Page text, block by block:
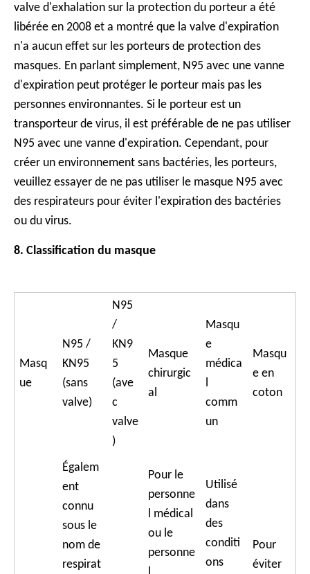
valve d'exhalation sur la protection du porteur a été
libérée en 2008 et a montré que la valve d'expiration
n'a aucun effet sur les porteurs de protection des
masques. En parlant simplement, N95 avec une vanne
d'expiration peut protéger le porteur mais pas les
personnes environnantes. Si le porteur est un
transporteur de virus, il est préférable de ne pas utiliser
N95 avec une vanne d'expiration. Cependant, pour
créer un environnement sans bactéries, les porteurs,
veuillez essayer de ne pas utiliser le masque N95 avec
des respirateurs pour éviter l'expiration des bactéries
ou du virus.
8. Classification du masque
Masq
ue
N95 /
KN95
(sans
valve)
N95
/
KN9
5
(ave
c
valve
)
Masque
chirurgic
al
Masqu
e
médica
comm
un
Masqu
e en
coton
Égalem
ent
connu
sous le
nom de
respirat
Pour le
personne
l médical
ou le
personne
Utilisé
dans
des
conditi
ons
Pour
éviter